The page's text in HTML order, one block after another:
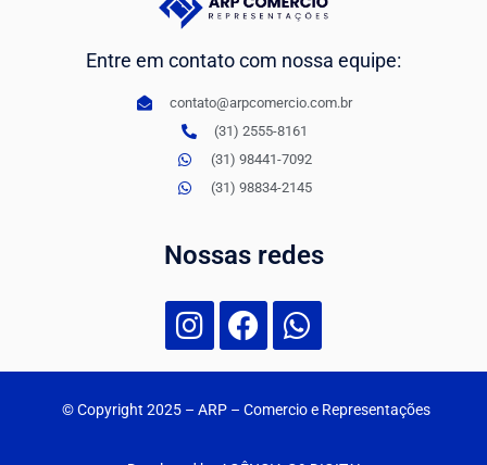
Entre em contato com nossa equipe:
contato@arpcomercio.com.br
(31) 2555-8161
(31) 98441-7092
(31) 98834-2145
Nossas redes
© Copyright 2025 – ARP – Comercio e Representações